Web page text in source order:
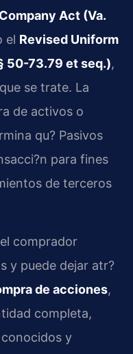
Act (Va.
el Revised Uniform
50-73.79 et seq.),
se trate. La
de activos o
qu? Pasivos
para fines
de terceros
comprador
y puede dejar atr?
de acciones,
completa,
y